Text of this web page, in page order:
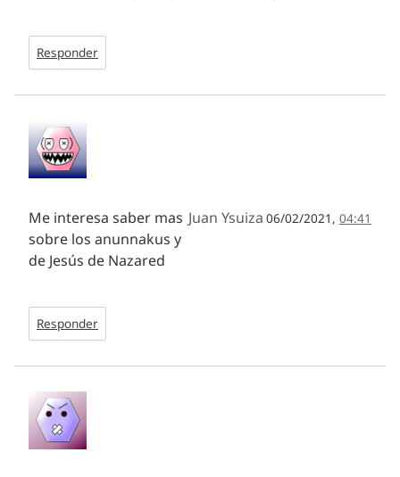
Responder
Juan Ysuiza 06/02/2021, 04:41
Me interesa saber mas
sobre los anunnakus y
de Jesús de Nazared
Responder